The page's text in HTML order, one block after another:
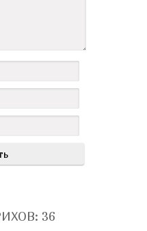
: 36